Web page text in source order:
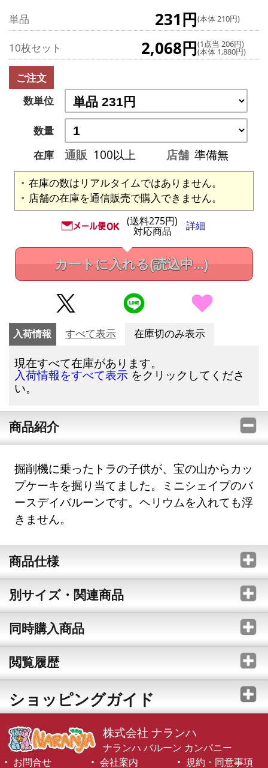
単品 231円(本体 210円)
10枚セット 2,068円(1点当 206円)
(本体 1,880円)
ご注文
数単位
数量
在庫
通販 100以上 店舗 準備無
在庫の数はリアルタイムではありません。
店舗の在庫を通信販売で購入できません。
(送料275円)
対応商品 詳細
カートに入れる(読込中...)
入荷情報 すべて表示 在庫切のみ表示
現在すべて在庫があります。
入荷情報をすべて表示 をクリックしてくださ
い。
商品紹介
掘削機に乗ったトラの子供が、宝の山からカッ
プケーキを掘り当てました。ミニシェイプのバ
ースデイバルーンです。ヘリウムを入れても浮
きません。
商品仕様
別サイズ・関連商品
同時購入商品
閲覧履歴
ショッピングガイド
株式会社 ナランハ
ナランハ バルーン カンパニー
お問合せ
会社案内 規約・同意事項